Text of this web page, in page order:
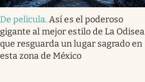
De pelicula.Así es el poderoso
gigante al mejor estilo de La Odisea
que resguarda un lugar sagrado en
esta zona de México